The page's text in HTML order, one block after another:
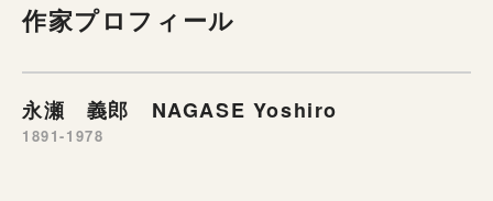
作家プロフィール
永瀬 義郎 NAGASE Yoshiro
1891-1978